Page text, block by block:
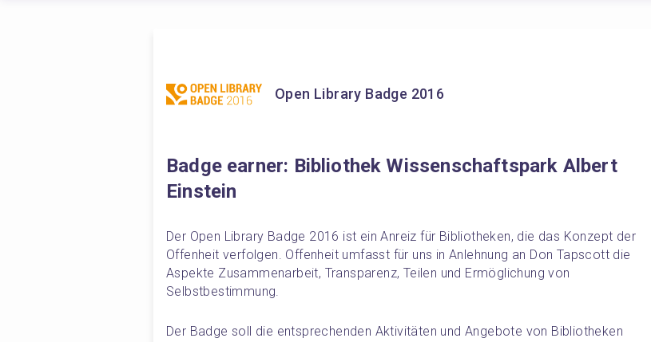
Open Library Badge 2016
Badge earner: Bibliothek Wissenschaftspark Albert
Einstein
Der Open Library Badge 2016 ist ein Anreiz für Bibliotheken, die das Konzept der
Offenheit verfolgen. Offenheit umfasst für uns in Anlehnung an Don Tapscott die
Aspekte Zusammenarbeit, Transparenz, Teilen und Ermöglichung von
Selbstbestimmung.
Der Badge soll die entsprechenden Aktivitäten und Angebote von Bibliotheken